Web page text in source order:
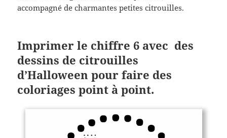
accompagné de charmantes petites citrouilles.
Imprimer le chiffre 6 avec des
dessins de citrouilles
d’Halloween pour faire des
coloriages point à point.